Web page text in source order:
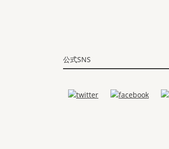
公式SNS